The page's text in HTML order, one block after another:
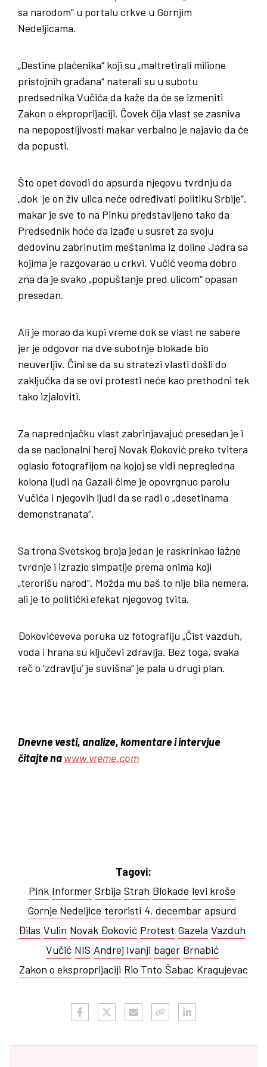
sa narodom“ u portalu crkve u Gornjim
Nedeljicama.
„Destine plaćenika“ koji su „maltretirali milione
pristojnih građana“ naterali su u subotu
predsednika Vučića da kaže da će se izmeniti
Zakon o ekproprijaciji. Čovek čija vlast se zasniva
na nepopostljivosti makar verbalno je najavio da će
da popusti.
Što opet dovodi do apsurda njegovu tvrdnju da
„dok je on živ ulica neće određivati politiku Srbije“,
makar je sve to na Pinku predstavljeno tako da
Predsednik hoće da izađe u susret za svoju
dedovinu zabrinutim meštanima iz doline Jadra sa
kojima je razgovarao u crkvi. Vučić veoma dobro
zna da je svako „popuštanje pred ulicom“ opasan
presedan.
Ali je morao da kupi vreme dok se vlast ne sabere
jer je odgovor na dve subotnje blokade bio
neuverljiv. Čini se da su stratezi vlasti došli do
zaključka da se ovi protesti neće kao prethodni tek
tako izjaloviti.
Za naprednjačku vlast zabrinjavajuć presedan je i
da se nacionalni heroj Novak Đoković preko tvitera
oglasio fotografijom na kojoj se vidi nepregledna
kolona ljudi na Gazali čime je opovrgnuo parolu
Vučića i njegovih ljudi da se radi o „desetinama
demonstranata“.
Sa trona Svetskog broja jedan je raskrinkao lažne
tvrdnje i izrazio simpatije prema onima koji
„terorišu narod“. Možda mu baš to nije bila nemera,
ali je to politički efekat njegovog tvita.
Đokovićeveva poruka uz fotografiju „Čist vazduh,
voda i hrana su ključevi zdravlja. Bez toga, svaka
reč o ’zdravlju’ je suvišna“ je pala u drugi plan.
Dnevne vesti, analize, komentare i intervjue
čitajte nawww.vreme.com
Tagovi:
Pink Informer Srbija Strah Blokade levi kroše
Gornje Nedeljice teroristi 4. decembar apsurd
Đilas Vulin Novak Đoković Protest Gazela Vazduh
Vučić NIS Andrej Ivanji bager Brnabić
Zakon o eksproprijaciji Rio Tnto Šabac Kragujevac